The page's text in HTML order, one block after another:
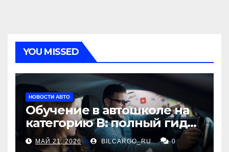
YOU MISSED
НОВОСТИ АВТО
Обучение в автошколе на
категорию В: полный гид
для будущих водителей
МАЙ 21, 2026 BILCARGO_RU 0